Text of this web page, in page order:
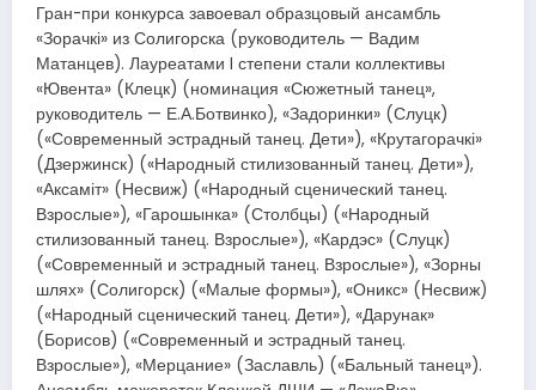
Гран-при конкурса завоевал образцовый ансамбль
«Зорачкі» из Солигорска (руководитель — Вадим
Матанцев). Лауреатами I степени стали коллективы
«Ювента» (Клецк) (номинация «Сюжетный танец»,
руководитель — Е.А.Ботвинко), «Задоринки» (Слуцк)
(«Современный эстрадный танец. Дети»), «Крутагорачкі»
(Дзержинск) («Народный стилизованный танец. Дети»),
«Аксаміт» (Несвиж) («Народный сценический танец.
Взрослые»), «Гарошынка» (Столбцы) («Народный
стилизованный танец. Взрослые»), «Кардэс» (Слуцк)
(«Современный и эстрадный танец. Взрослые»), «Зорны
шлях» (Солигорск) («Малые формы»), «Оникс» (Несвиж)
(«Народный сценический танец. Дети»), «Дарунак»
(Борисов) («Современный и эстрадный танец.
Взрослые»), «Мерцание» (Заславль) («Бальный танец»).